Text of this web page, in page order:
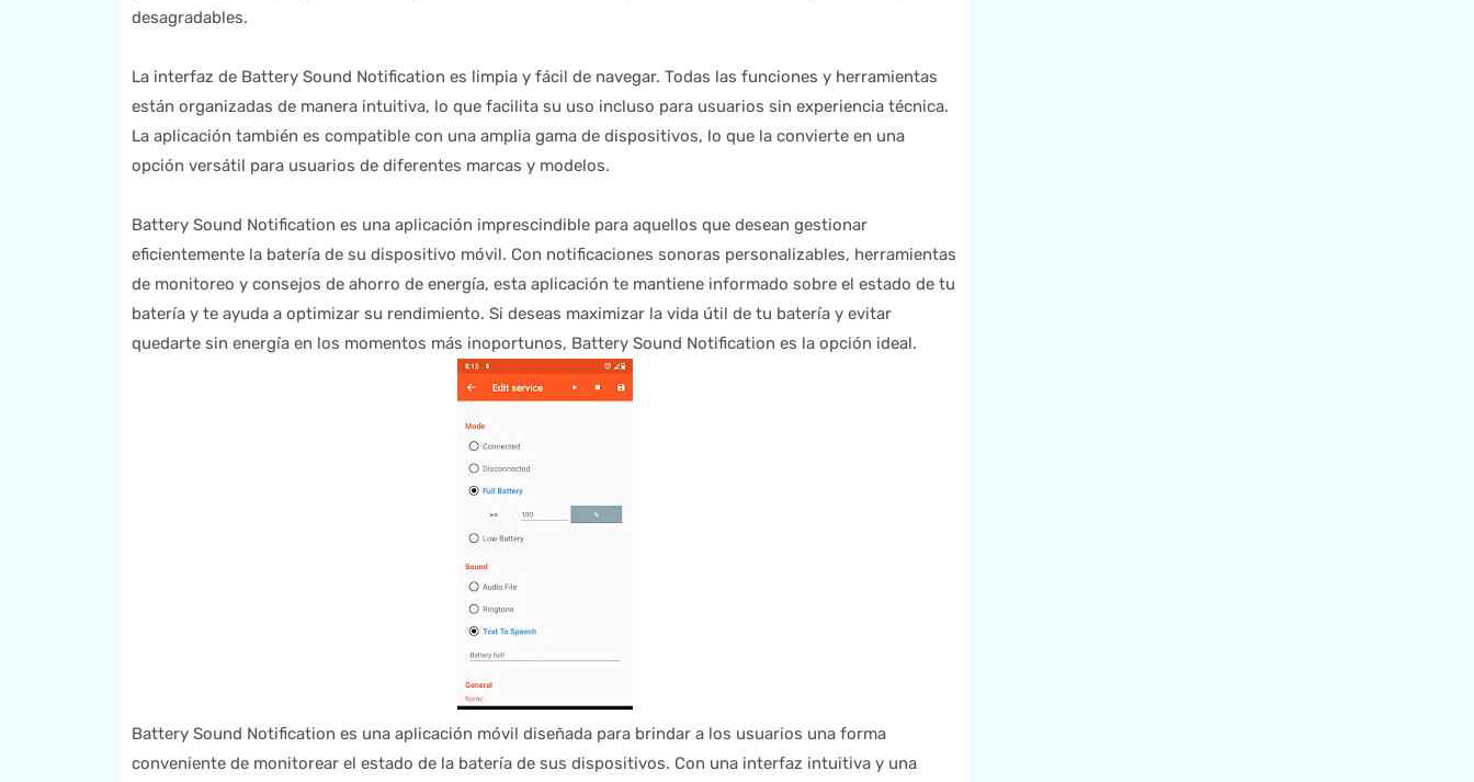
desagradables.
La interfaz de Battery Sound Notification es limpia y fácil de navegar. Todas las funciones y herramientas
están organizadas de manera intuitiva, lo que facilita su uso incluso para usuarios sin experiencia técnica.
La aplicación también es compatible con una amplia gama de dispositivos, lo que la convierte en una
opción versátil para usuarios de diferentes marcas y modelos.
Battery Sound Notification es una aplicación imprescindible para aquellos que desean gestionar
eficientemente la batería de su dispositivo móvil. Con notificaciones sonoras personalizables, herramientas
de monitoreo y consejos de ahorro de energía, esta aplicación te mantiene informado sobre el estado de tu
batería y te ayuda a optimizar su rendimiento. Si deseas maximizar la vida útil de tu batería y evitar
quedarte sin energía en los momentos más inoportunos, Battery Sound Notification es la opción ideal.
Battery Sound Notification es una aplicación móvil diseñada para brindar a los usuarios una forma
conveniente de monitorear el estado de la batería de sus dispositivos. Con una interfaz intuitiva y una